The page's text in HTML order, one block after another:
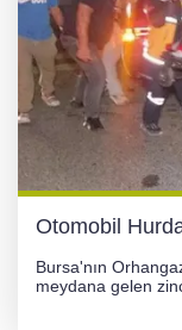
Otomobil
Bursa'nın
meydana gelen